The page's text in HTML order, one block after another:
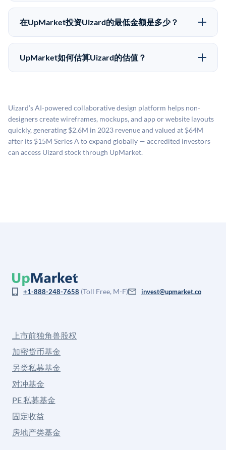
为FINRA注册的经纪交易商促成这些交易，代表双方处
理合规、文件和结算事宜。
Pre-IPO持股主要有两种退出途径：在二级市场将股份出
售给其他买家，或持有直到公司完成IPO或被收购。两
市场条件。任何退出的时间都是不可预测的，投资者应
做好多年持有的准备。
在UpMarket投资Uizard的最低金额是多少？
UpMarket上大多数Pre-IPO产品的最低投资金额为
50,000美元。具体金额可能因产品和股份供应情况而有
UpMarket如何估算Uizard的估值？
司可比倍数应用私有公司折扣，以反映流动性不足和信
息不对称。此估值不构成投资建议，可能与实际交易价
格存在重大差异。
Uizard’s AI-powered collaborative design platform helps non-
designers create wireframes, mockups, and app or website layouts
quickly, generating $2.6M in 2023 revenue and valued at $64M
after its $15M Series A to expand globally — accredited investors
can access Uizard stock through UpMarket.
+1-888-248-7658 (Toll Free, M-F) invest@upmarket.co
上市前独角兽股权
加密货币基金
另类私募基金
对冲基金
PE 私募基金
固定收益
房地产类基金